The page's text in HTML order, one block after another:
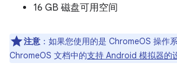
16 GB 磁盘可用空间
注意 ：如果您使用的是 ChromeOS 操作
ChromeOS 文档中的支持 Android 模拟器的